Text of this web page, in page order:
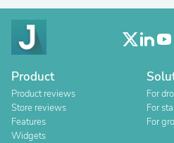
Product
Product reviews
Store reviews
Features
Widgets
For
For
For